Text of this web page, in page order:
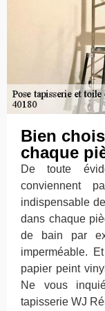
Bien
chaque
De toute
conviennent
indispensable
dans chaque
de bain par
imperméable.
papier peint
Ne vous
tapisserie WJ